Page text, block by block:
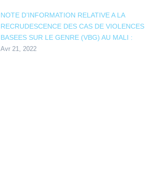
NOTE D’INFORMATION RELATIVE A LA
RECRUDESCENCE DES CAS DE VIOLENCES
BASEES SUR LE GENRE (VBG) AU MALI :
Avr 21, 2022